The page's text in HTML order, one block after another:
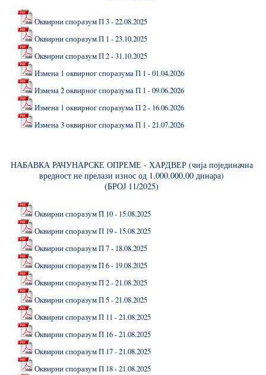
Оквирни споразум П 3 - 22.08.2025
Оквирни споразум П 1 - 23.10.2025
Оквирни споразум П 2 - 31.10.2025
Измена 1 оквирног споразума П 1 - 01.04.2026
Измена 2 оквирног споразума П 1 - 09.06.2026
Измена 1 оквирног споразума П 2 - 16.06.2026
Измена 3 оквирног споразума П 1 - 21.07.2026
НАБАВКА РАЧУНАРСКЕ ОПРЕМЕ - ХАРДВЕР (чија појединачна
вредност не прелази износ од 1.000.000,00 динара)
(БРОЈ 11/2025)
Оквирни споразум П 10 - 15.08.2025
Оквирни споразум П 19 - 15.08.2025
Оквирни споразум П 7 - 18.08.2025
Оквирни споразум П 6 - 19.08.2025
Оквирни споразум П 2 - 21.08.2025
Оквирни споразум П 5 - 21.08.2025
Оквирни споразум П 11 - 21.08.2025
Оквирни споразум П 16 - 21.08.2025
Оквирни споразум П 17 - 21.08.2025
Оквирни споразум П 18 - 21.08.2025